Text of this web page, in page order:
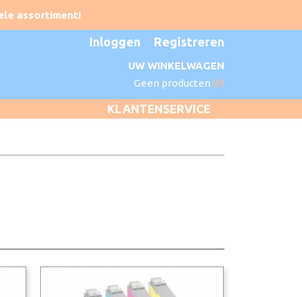
Inloggen Registreren
UW WINKELWAGEN
Geen producten (0)
KLANTENSERVICE